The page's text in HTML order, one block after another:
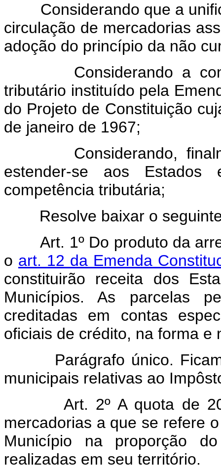
Considerando que a
circulação de mercadorias
adoção do princípio da não
Considerando a
tributário instituído pela
do Projeto de Constituição
de janeiro de 1967;
Considerando,
estender-se aos
competência tributária;
Resolve baixar o seguinte
Art. 1º Do produto da
o art. 12 da Emenda
constituirão receita dos
Municípios. As parcelas
creditadas em contas
oficiais de crédito, na forma e
Parágrafo único. Ficam
municipais relativas ao
Art. 2º A quota de 20%
mercadorias a que se refere
Município na proporção
realizadas em seu território.